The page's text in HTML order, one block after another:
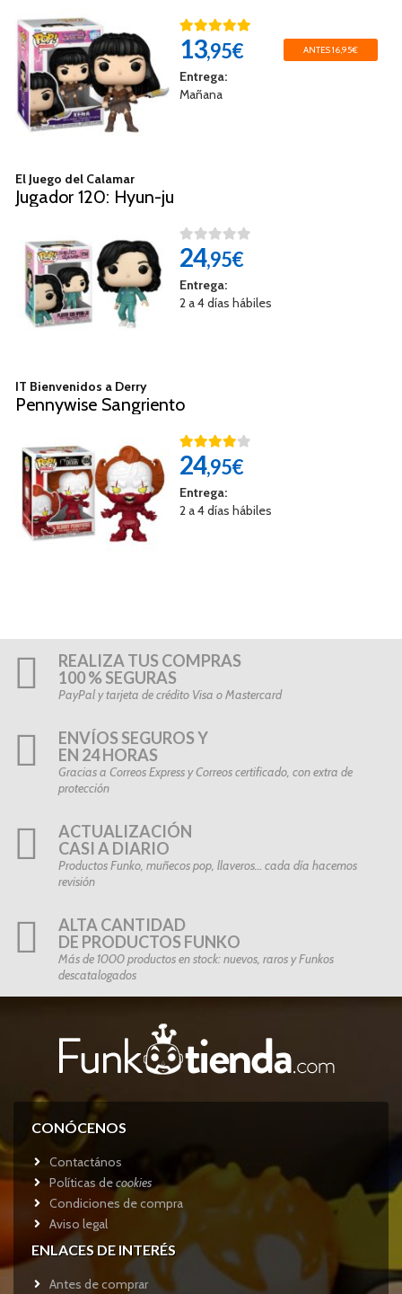
13,95€ ANTES 16,95€
Entrega:
Mañana
El Juego del Calamar
Jugador 120: Hyun-ju
24,95€
Entrega:
2 a 4 días hábiles
IT Bienvenidos a Derry
Pennywise Sangriento
24,95€
Entrega:
2 a 4 días hábiles
REALIZA TUS COMPRAS
100 % SEGURAS
PayPal y tarjeta de crédito Visa o Mastercard
ENVÍOS SEGUROS Y
EN 24 HORAS
Gracias a Correos Express y Correos certificado, con extra de
protección
ACTUALIZACIÓN
CASI A DIARIO
Productos Funko, muñecos pop, llaveros… cada día hacemos
revisión
ALTA CANTIDAD
DE PRODUCTOS FUNKO
Más de 1000 productos en stock: nuevos, raros y Funkos
descatalogados
CONÓCENOS
Contactános
Políticas decookies
Condiciones de compra
Aviso legal
ENLACES DE INTERÉS
Antes de comprar